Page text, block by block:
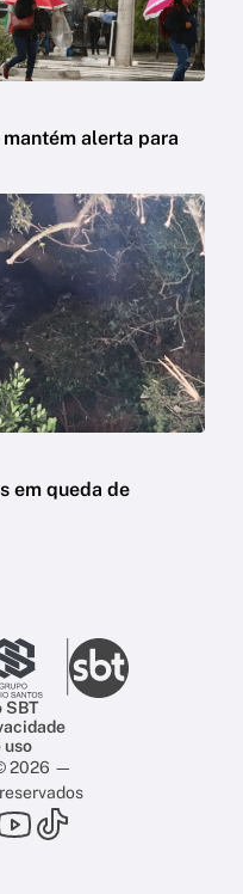
alerta para
em queda de
SBT
uso
2026 —